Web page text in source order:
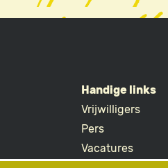
Handige links
Vrijwilligers
Pers
Vacatures